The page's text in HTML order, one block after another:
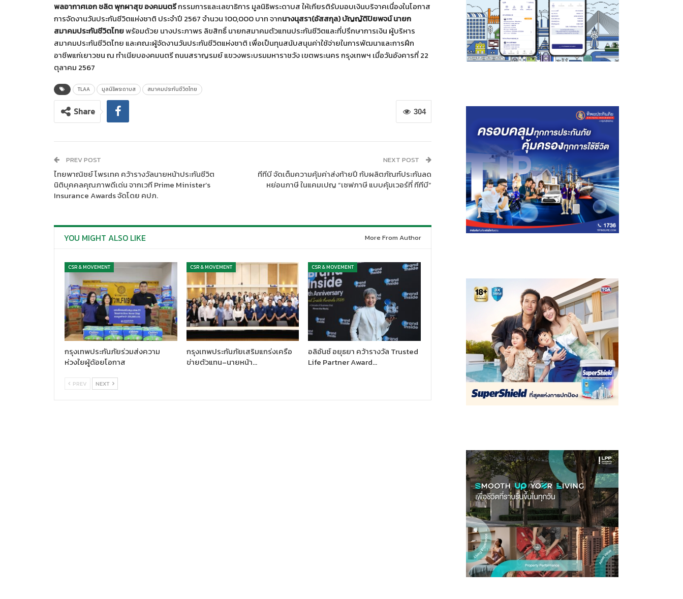
พลอากาศเอก ชลิต พุกผาสุข องคมนตรีกรรมการและเลขาธิการ มูลนิธิพระดาบส ให้เกียรติรับมอบเงินบริจาคเนื่องในโอกาส
การจัดงานวันประกันชีวิตแห่งชาติ ประจำปี 2567 จำนวน 100,000 บาท จากนางนุสรา(อัสสกุล) บัญญัติปิยพจน์ นายก
สมาคมประกันชีวิตไทยพร้อมด้วย นางประภาพร ลิขสิทธิ์ นายกสมาคมตัวแทนประกันชีวิตและที่ปรึกษาการเงิน ผู้บริหาร
สมาคมประกันชีวิตไทย และคณะผู้จัดงานวันประกันชีวิตแห่งชาติ เพื่อเป็นทุนสนับสนุนค่าใช้จ่ายในการพัฒนาและการฝึก
อาชีพแก่เยาวชน ณ ทำเนียบองคมนตรี ถนนสราญรมย์ แขวงพระบรมมหาราชวัง เขตพระนคร กรุงเทพฯ เมื่อวันอังคารที่ 22
ตุลาคม 2567
TLAA มูลนิธิพระดาบส สมาคมประกันชีวิตไทย
304
Share
PREV POST
ไทยพาณิชย์ โพรเทค คว้ารางวัลนายหน้าประกันชีวิต
นิติบุคคลคุณภาพดีเด่น จากเวที Prime Minister’s
Insurance Awards จัดโดย คปภ.
NEXT POST
ทีทีบี จัดเต็มความคุ้มค่าส่งท้ายปี กับผลิตภัณฑ์ประกันลด
หย่อนภาษี ในแคมเปญ “เซฟภาษี แบบคุ้มเวอร์ที่ ทีทีบี”
YOU MIGHT ALSO LIKE More From Author
CSR & MOVEMENT
กรุงเทพประกันภัยร่วมส่งความ
ห่วงใยผู้ด้อยโอกาส
CSR & MOVEMENT
กรุงเทพประกันภัยเสริมแกร่งเครือ
ข่ายตัวแทน–นายหน้า…
CSR & MOVEMENT
อลิอันซ์ อยุธยา คว้ารางวัล Trusted
Life Partner Award…
PREV NEXT